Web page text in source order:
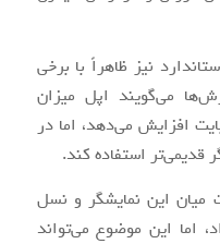
اینجاست که حتی آیفون ۱۸ استاندارد نیز ظاهراً با برخی
می‌گویند اپل میزان
گوشی را به 12 گیگابایت افزایش می‌دهد، اما در
استفاده کند.
میان این نمایشگر و نسل
اما این موضوع می‌تواند